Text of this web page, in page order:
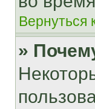
Вернуться
»